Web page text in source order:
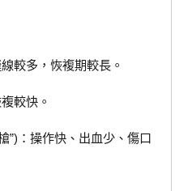
多，恢複期較長。
較快。
：操作快、出血少、傷口